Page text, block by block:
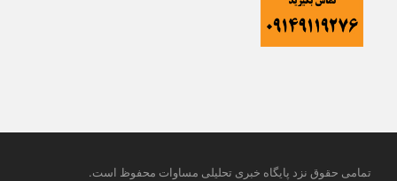
تمامی حقوق نزد پایگاه خبری تحلیلی مساوات محفوظ است.